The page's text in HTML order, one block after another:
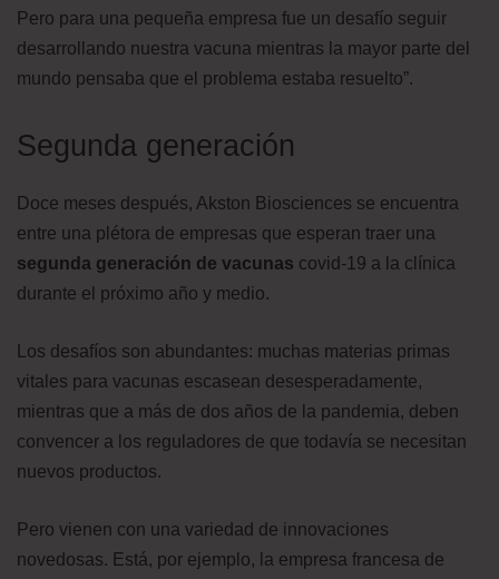
Pero para una pequeña empresa fue un desafío seguir
desarrollando nuestra vacuna mientras la mayor parte del
mundo pensaba que el problema estaba resuelto”.
Segunda generación
Doce meses después, Akston Biosciences se encuentra
entre una plétora de empresas que esperan traer una
segunda generación de vacunas covid-19 a la clínica
durante el próximo año y medio.
Los desafíos son abundantes: muchas materias primas
vitales para vacunas escasean desesperadamente,
mientras que a más de dos años de la pandemia, deben
convencer a los reguladores de que todavía se necesitan
nuevos productos.
Pero vienen con una variedad de innovaciones
novedosas. Está, por ejemplo, la empresa francesa de